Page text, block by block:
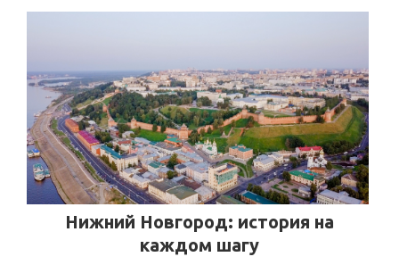
Нижний Новгород: история на
каждом шагу